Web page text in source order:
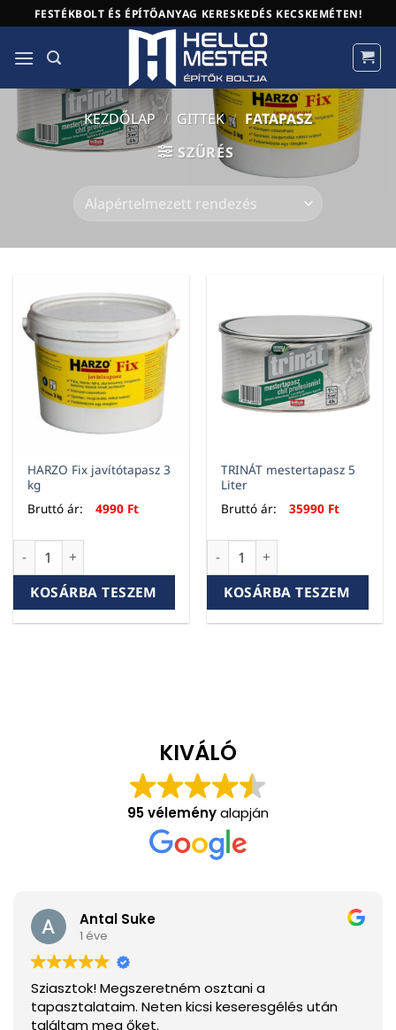
to
content
FESTÉKBOLT ÉS ÉPÍTŐANYAG KERESKEDÉS KECSKEMÉTEN!
KEZDŐLAP / GITTEK / FATAPASZ
SZŰRÉS
HARZO Fix javítótapasz 3
kg
Bruttó ár:
4990 Ft
HARZO Fix javítótapasz 3 kg mennyiség
KOSÁRBA TESZEM
TRINÁT mestertapasz 5
Liter
Bruttó ár:
35990 Ft
TRINÁT mestertapasz 5 Liter
KOSÁRBA TESZEM
KIVÁLÓ
95 véleményalapján
Antal Suke
1 éve
Sziasztok! Megszeretném osztani a
tapasztalataim. Neten kicsi keseresgélés után
találtam meg őket.